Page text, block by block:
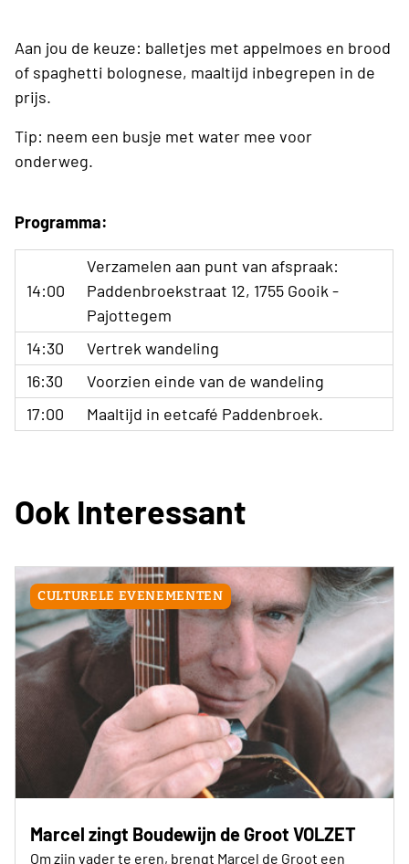
Aan jou de keuze: balletjes met appelmoes en brood
of spaghetti bolognese, maaltijd inbegrepen in de
prijs.
Tip: neem een busje met water mee voor
onderweg.
Programma:
14:00
Verzamelen aan punt van afspraak:
Paddenbroekstraat 12, 1755 Gooik -
Pajottegem
14:30
Vertrek wandeling
16:30
Voorzien einde van de wandeling
17:00
Maaltijd in eetcafé Paddenbroek.
Ook Interessant
CULTURELE EVENEMENTEN
Marcel zingt Boudewijn de Groot VOLZET
Om zijn vader te eren, brengt Marcel de Groot een